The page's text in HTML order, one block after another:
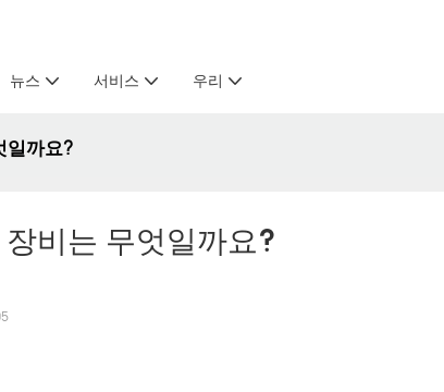
뉴스 서비스 우리
일까요?
비는 무엇일까요?